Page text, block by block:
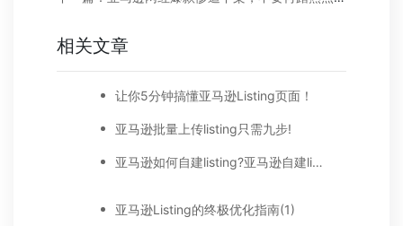
相关文章
让你5分钟搞懂亚马逊Listing页面！
亚马逊批量上传listing只需九步!
亚马逊如何自建listing?亚马逊自建listing优化技巧
亚马逊Listing的终极优化指南(1)